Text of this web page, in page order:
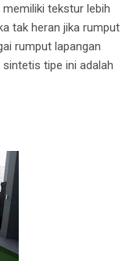
tekstur lebih
tak heran jika rumput
rumput lapangan
tipe ini adalah